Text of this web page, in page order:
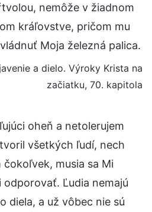
nemôže v žiadnom
kráľovstve, pričom mu
Moja železná palica.
a dielo. Výroky Krista na
začiatku, 70. kapitola
oheň a netolerujem
všetkých ľudí, nech
musia sa Mi
Ľudia nemajú
diela, a už vôbec nie sú